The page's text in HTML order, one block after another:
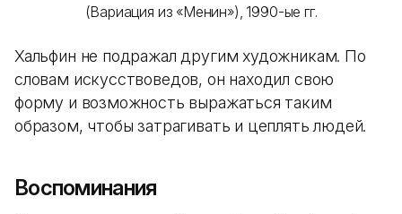
(Вариация из «Менин»), 1990-ые гг.
Хальфин не подражал другим художникам. По
словам искусствоведов, он находил свою
форму и возможность выражаться таким
образом, чтобы затрагивать и цеплять людей.
Воспоминания